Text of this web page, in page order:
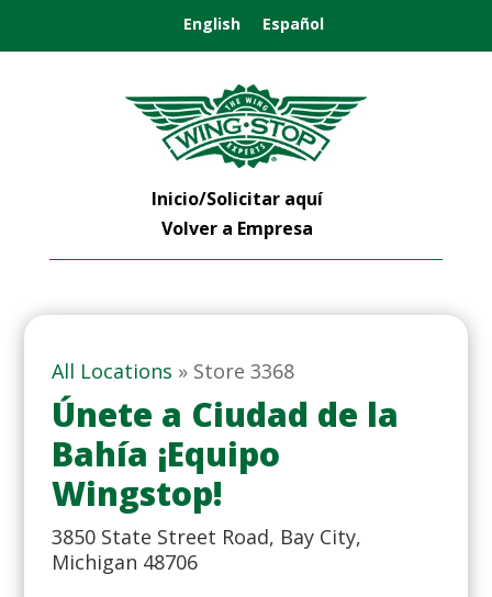
English Español
Inicio/Solicitar aquí
Volver a Empresa
All Locations » Store 3368
Únete a Ciudad de la
Bahía ¡Equipo
Wingstop!
3850 State Street Road, Bay City,
Michigan 48706